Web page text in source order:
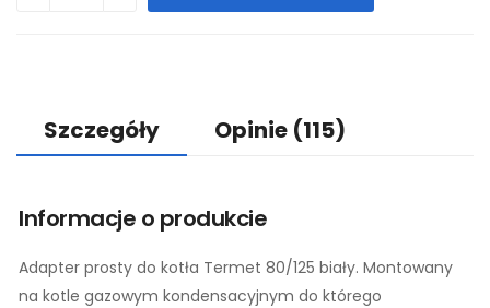
Szczegóły Opinie (115)
Informacje o produkcie
Adapter prosty do kotła Termet 80/125 biały. Montowany
na kotle gazowym kondensacyjnym do którego